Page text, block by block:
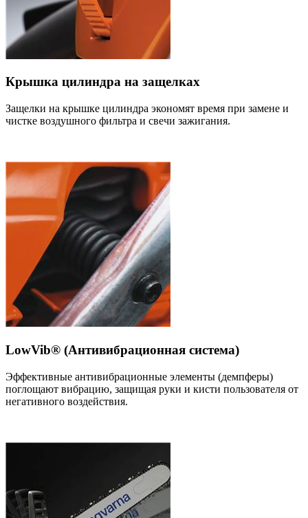
Крышка цилиндра на защелках
Защелки на крышке цилиндра экономят время при замене и
чистке воздушного фильтра и свечи зажигания.
LowVib® (Антивибрационная система)
Эффективные антивибрационные элементы (демпферы)
поглощают вибрацию, защищая руки и кисти пользователя от
негативного воздействия.